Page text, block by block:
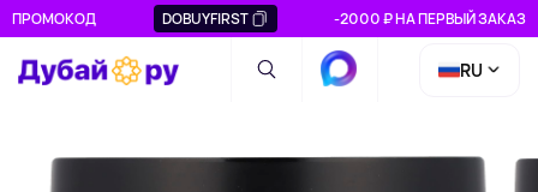
ПРОМОКОД DOBUYFIRST -2000 ₽ НА ПЕРВЫЙ ЗАКАЗ
RU